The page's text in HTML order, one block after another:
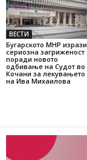
ВЕСТИ
Бугарското МНР изрази
сериозна загриженост
поради новото
одбивање на Судот во
Кочани за лекувањето
на Ива Михаилова